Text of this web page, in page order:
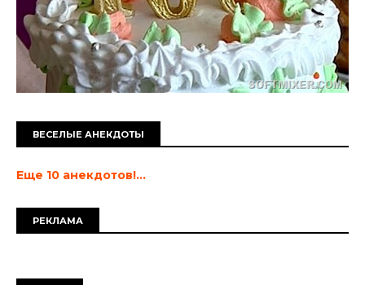
ВЕСЕЛЫЕ АНЕКДОТЫ
Еще 10 анекдотов!...
РЕКЛАМА